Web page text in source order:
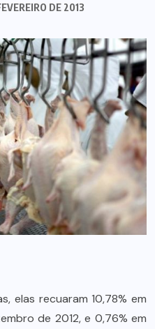
DE 2013
elas recuaram 10,78% em
de 2012, e 0,76% em